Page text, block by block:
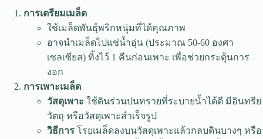
การเตรียมเมล็ด
ใช้เมล็ดพันธุ์พริกหนุ่มที่ได้คุณภาพ
อาจนำเมล็ดไปแช่น้ำอุ่น (ประมาณ 50-60 องศา
เซลเซียส) ทิ้งไว้ 1 คืนก่อนเพาะ เพื่อช่วยกระตุ้นการ
งอก
การเพาะเมล็ด
วัสดุเพาะ ใช้ดินร่วนปนทรายที่ระบายน้ำได้ดี มีอินทรีย
วัตถุ หรือวัสดุเพาะสำเร็จรูป
วิธีการ โรยเมล็ดลงบนวัสดุเพาะแล้วกลบดินบางๆ หรือ